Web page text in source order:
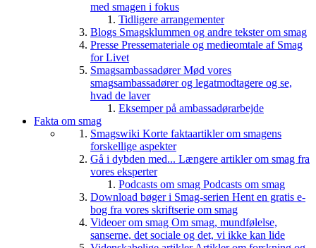
med smagen i fokus
Tidligere arrangementer
Blogs Smagsklummen og andre tekster om smag
Presse Pressemateriale og medieomtale af Smag
for Livet
SmagsambassadørerMød vores
smagsambassadører og legatmodtagere og se,
hvad de laver
Eksemper på ambassadørarbejde
Fakta om smag
Smagswiki Korte faktaartikler om smagens
forskellige aspekter
Gå i dybden med... Længere artikler om smag fra
vores eksperter
Podcasts om smag Podcasts om smag
Download bøger i Smag-serien Hent en gratis e-
bog fra vores skriftserie om smag
Videoer om smag Om smag, mundfølelse,
sanserne, det sociale og det, vi ikke kan lide